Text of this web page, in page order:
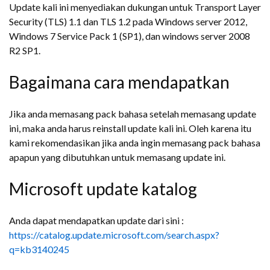
Update kali ini menyediakan dukungan untuk Transport Layer
Security (TLS) 1.1 dan TLS 1.2 pada Windows server 2012,
Windows 7 Service Pack 1 (SP1), dan windows server 2008
R2 SP1.
Bagaimana cara mendapatkan
Jika anda memasang pack bahasa setelah memasang update
ini, maka anda harus reinstall update kali ini. Oleh karena itu
kami rekomendasikan jika anda ingin memasang pack bahasa
apapun yang dibutuhkan untuk memasang update ini.
Microsoft update katalog
Anda dapat mendapatkan update dari sini :
https://catalog.update.microsoft.com/search.aspx?
q=kb3140245